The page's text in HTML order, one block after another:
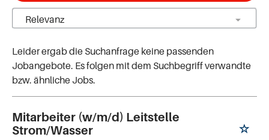
Leider ergab die Suchanfrage keine passenden
Jobangebote. Es folgen mit dem Suchbegriff verwandte
bzw. ähnliche Jobs.
Mitarbeiter (w/m/d) Leitstelle
Strom/Wasser